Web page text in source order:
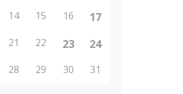
14 15 16 17
21 22 23 24
28 29 30 31